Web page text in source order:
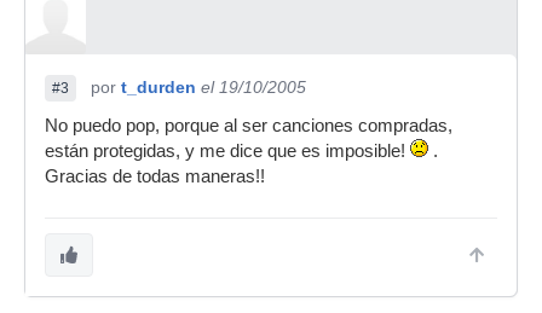
#3 por t_durden el 19/10/2005
No puedo pop, porque al ser canciones compradas,
están protegidas, y me dice que es imposible!
.
Gracias de todas maneras!!